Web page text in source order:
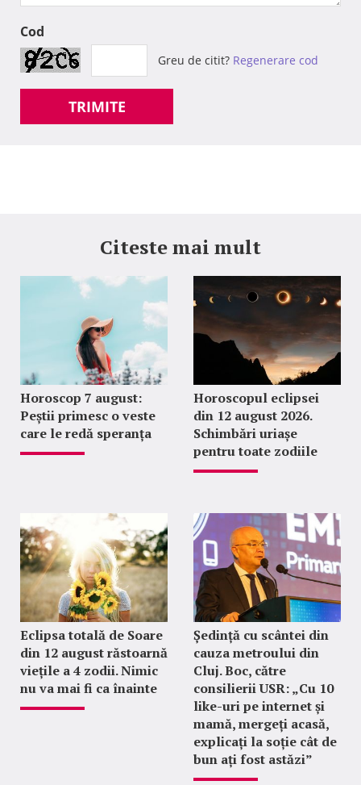
Cod
Greu de citit? Regenerare cod
TRIMITE
Citeste mai mult
Horoscop 7 august:
Peștii primesc o veste
care le redă speranța
Horoscopul eclipsei
din 12 august 2026.
Schimbări uriașe
pentru toate zodiile
Eclipsa totală de Soare
din 12 august răstoarnă
viețile a 4 zodii. Nimic
nu va mai fi ca înainte
Ședință cu scântei din
cauza metroului din
Cluj. Boc, către
consilierii USR: „Cu 10
like-uri pe internet și
mamă, mergeți acasă,
explicați la soție cât de
bun ați fost astăzi”